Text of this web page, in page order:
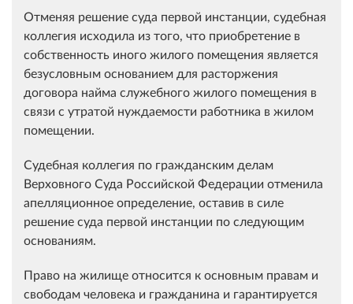
Отменяя решение суда первой инстанции, судебная
коллегия исходила из того, что приобретение в
собственность иного жилого помещения является
безусловным основанием для расторжения
договора найма служебного жилого помещения в
связи с утратой нуждаемости работника в жилом
помещении.
Судебная коллегия по гражданским делам
Верховного Суда Российской Федерации отменила
апелляционное определение, оставив в силе
решение суда первой инстанции по следующим
основаниям.
Право на жилище относится к основным правам и
свободам человека и гражданина и гарантируется